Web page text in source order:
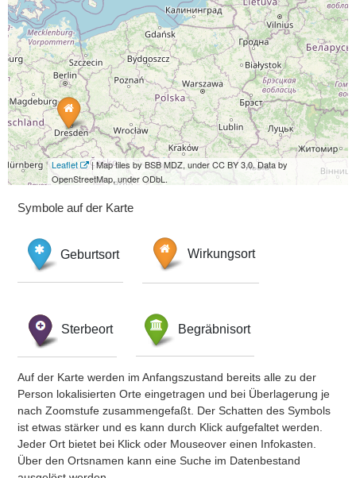
Leaflet
| Map tiles by BSB MDZ, under CC BY 3.0. Data by
OpenStreetMap, under ODbL.
Symbole auf der Karte
Geburtsort Wirkungsort
Sterbeort Begräbnisort
Auf der Karte werden im Anfangszustand bereits alle zu der
Person lokalisierten Orte eingetragen und bei Überlagerung je
nach Zoomstufe zusammengefaßt. Der Schatten des Symbols
ist etwas stärker und es kann durch Klick aufgefaltet werden.
Jeder Ort bietet bei Klick oder Mouseover einen Infokasten.
Über den Ortsnamen kann eine Suche im Datenbestand